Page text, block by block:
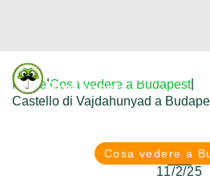
Budapest
Home|Cosa vedere a Budapest|
Castello di Vajdahunyad a
Cosa vedere a
11/2/25